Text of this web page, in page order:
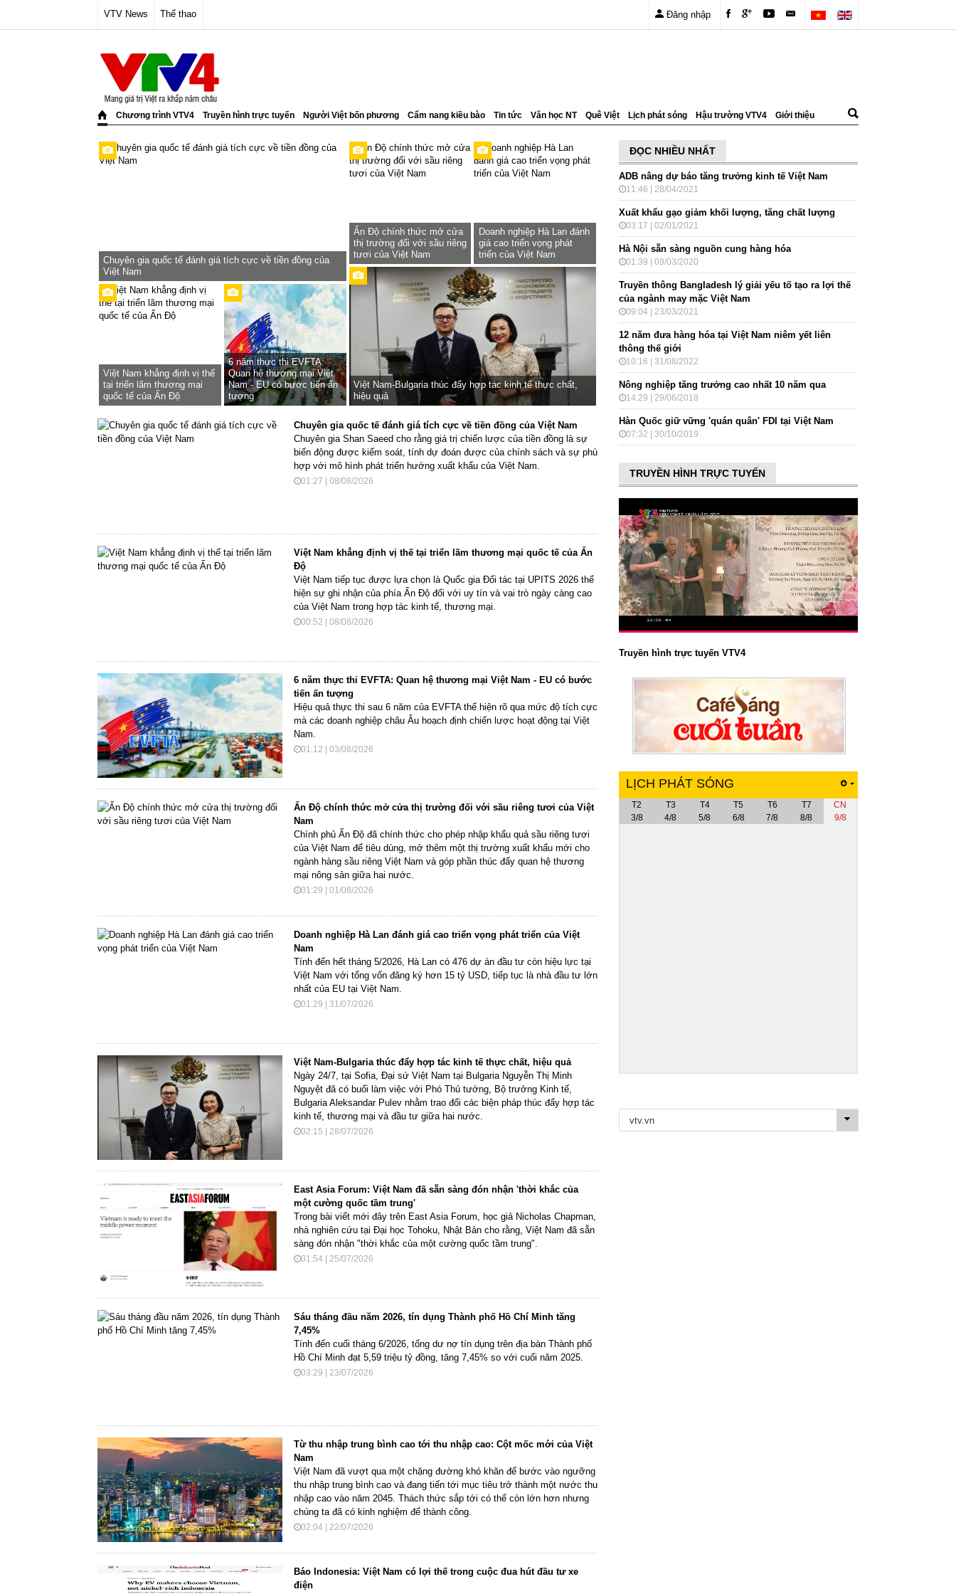
VTV News Thể thao Đăng nhập
Chương trình VTV4 Truyền hình trực tuyến Người Việt bốn phương Cẩm nang kiều bào Tin tức Văn học NT Quê Việt Lịch phát sóng Hậu trường VTV4 Giới thiệu
Chuyên gia quốc tế đánh giá tích cực về tiền đồng của
Việt Nam
Việt Nam khẳng định vị thế
tại triển lãm thương mại
quốc tế của Ấn Độ
6 năm thực thi EVFTA:
Quan hệ thương mại Việt
Nam - EU có bước tiến ấn
tượng
Ấn Độ chính thức mở cửa
thị trường đối với sầu riêng
tươi của Việt Nam
Doanh nghiệp Hà Lan đánh
giá cao triển vọng phát
triển của Việt Nam
Việt Nam-Bulgaria thúc đẩy hợp tác kinh tế thực chất,
hiệu quả
Chuyên gia quốc tế đánh giá tích cực về tiền đồng của Việt Nam
Chuyên gia Shan Saeed cho rằng giá trị chiến lược của tiền đồng là sự
biến động được kiểm soát, tính dự đoán được của chính sách và sự phù
hợp với mô hình phát triển hướng xuất khẩu của Việt Nam.
01:27 | 08/08/2026
Việt Nam khẳng định vị thế tại triển lãm thương mại quốc tế của Ấn
Độ
Việt Nam tiếp tục được lựa chọn là Quốc gia Đối tác tại UPITS 2026 thể
hiện sự ghi nhận của phía Ấn Độ đối với uy tín và vai trò ngày càng cao
của Việt Nam trong hợp tác kinh tế, thương mại.
00:52 | 08/08/2026
6 năm thực thi EVFTA: Quan hệ thương mại Việt Nam - EU có bước
tiến ấn tượng
Hiệu quả thực thi sau 6 năm của EVFTA thể hiện rõ qua mức độ tích cực
mà các doanh nghiệp châu Âu hoạch định chiến lược hoạt động tại Việt
Nam.
01:12 | 03/08/2026
Ấn Độ chính thức mở cửa thị trường đối với sầu riêng tươi của Việt
Nam
Chính phủ Ấn Độ đã chính thức cho phép nhập khẩu quả sầu riêng tươi
của Việt Nam để tiêu dùng, mở thêm một thị trường xuất khẩu mới cho
ngành hàng sầu riêng Việt Nam và góp phần thúc đẩy quan hệ thương
mại nông sản giữa hai nước.
01:29 | 01/08/2026
Doanh nghiệp Hà Lan đánh giá cao triển vọng phát triển của Việt
Nam
Tính đến hết tháng 5/2026, Hà Lan có 476 dự án đầu tư còn hiệu lực tại
Việt Nam với tổng vốn đăng ký hơn 15 tỷ USD, tiếp tục là nhà đầu tư lớn
nhất của EU tại Việt Nam.
01:29 | 31/07/2026
Việt Nam-Bulgaria thúc đẩy hợp tác kinh tế thực chất, hiệu quả
Ngày 24/7, tại Sofia, Đại sứ Việt Nam tại Bulgaria Nguyễn Thị Minh
Nguyệt đã có buổi làm việc với Phó Thủ tướng, Bộ trưởng Kinh tế,
Bulgaria Aleksandar Pulev nhằm trao đổi các biện pháp thúc đẩy hợp tác
kinh tế, thương mại và đầu tư giữa hai nước.
02:15 | 28/07/2026
East Asia Forum: Việt Nam đã sẵn sàng đón nhận 'thời khắc của
một cường quốc tầm trung'
Trong bài viết mới đây trên East Asia Forum, học giả Nicholas Chapman,
nhà nghiên cứu tại Đại học Tohoku, Nhật Bản cho rằng, Việt Nam đã sẵn
sàng đón nhận "thời khắc của một cường quốc tầm trung".
01:54 | 25/07/2026
Sáu tháng đầu năm 2026, tín dụng Thành phố Hồ Chí Minh tăng
7,45%
Tính đến cuối tháng 6/2026, tổng dư nợ tín dụng trên địa bàn Thành phố
Hồ Chí Minh đạt 5,59 triệu tỷ đồng, tăng 7,45% so với cuối năm 2025.
03:29 | 23/07/2026
Từ thu nhập trung bình cao tới thu nhập cao: Cột mốc mới của Việt
Nam
Việt Nam đã vượt qua một chặng đường khó khăn để bước vào ngưỡng
thu nhập trung bình cao và đang tiến tới mục tiêu trở thành một nước thu
nhập cao vào năm 2045. Thách thức sắp tới có thể còn lớn hơn nhưng
chúng ta đã có kinh nghiệm để thành công.
02:04 | 22/07/2026
Báo Indonesia: Việt Nam có lợi thế trong cuộc đua hút đầu tư xe
điện
ĐỌC NHIỀU NHẤT
ADB nâng dự báo tăng trưởng kinh tế Việt Nam
11:46 | 28/04/2021
Xuất khẩu gạo giảm khối lượng, tăng chất lượng
03:17 | 02/01/2021
Hà Nội sẵn sàng nguồn cung hàng hóa
01:39 | 09/03/2020
Truyền thông Bangladesh lý giải yếu tố tạo ra lợi thế
của ngành may mặc Việt Nam
09:04 | 23/03/2021
12 năm đưa hàng hóa tại Việt Nam niêm yết liên
thông thế giới
10:16 | 31/08/2022
Nông nghiệp tăng trưởng cao nhất 10 năm qua
14:29 | 29/06/2018
Hàn Quốc giữ vững 'quán quân' FDI tại Việt Nam
07:32 | 30/10/2019
TRUYỀN HÌNH TRỰC TUYẾN
Truyền hình trực tuyến VTV4
LỊCH PHÁT SÓNG
T2
3/8
T3
4/8
T4
5/8
T5
6/8
T6
7/8
T7
8/8
CN
9/8